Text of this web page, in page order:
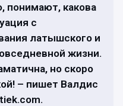
какова
с
латышского и
жизни.
но скоро
– пишет Валдис